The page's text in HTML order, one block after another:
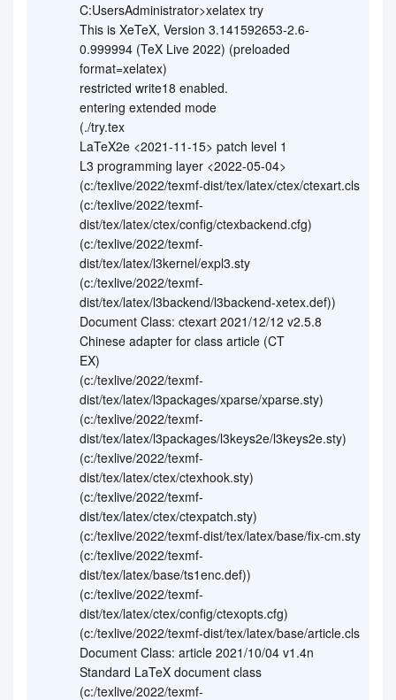
C:UsersAdministrator>xelatex try
This is XeTeX, Version 3.141592653-2.6-
0.999994 (TeX Live 2022) (preloaded
format=xelatex)
restricted write18 enabled.
entering extended mode
(./try.tex
LaTeX2e <2021-11-15> patch level 1
L3 programming layer <2022-05-04>
(c:/texlive/2022/texmf-dist/tex/latex/ctex/ctexart.cls
(c:/texlive/2022/texmf-
dist/tex/latex/ctex/config/ctexbackend.cfg)
(c:/texlive/2022/texmf-
dist/tex/latex/l3kernel/expl3.sty
(c:/texlive/2022/texmf-
dist/tex/latex/l3backend/l3backend-xetex.def))
Document Class: ctexart 2021/12/12 v2.5.8
Chinese adapter for class article (CT
EX)
(c:/texlive/2022/texmf-
dist/tex/latex/l3packages/xparse/xparse.sty)
(c:/texlive/2022/texmf-
dist/tex/latex/l3packages/l3keys2e/l3keys2e.sty)
(c:/texlive/2022/texmf-
dist/tex/latex/ctex/ctexhook.sty)
(c:/texlive/2022/texmf-
dist/tex/latex/ctex/ctexpatch.sty)
(c:/texlive/2022/texmf-dist/tex/latex/base/fix-cm.sty
(c:/texlive/2022/texmf-
dist/tex/latex/base/ts1enc.def))
(c:/texlive/2022/texmf-
dist/tex/latex/ctex/config/ctexopts.cfg)
(c:/texlive/2022/texmf-dist/tex/latex/base/article.cls
Document Class: article 2021/10/04 v1.4n
Standard LaTeX document class
(c:/texlive/2022/texmf-